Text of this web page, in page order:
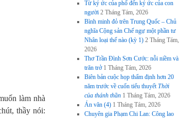
làm nhà
thầy nói:
Từ ký ức của phố đến ký ức của con
người 2 Tháng Tám, 2026
Bình minh đỏ trên Trung Quốc – Chủ
nghĩa Cộng sản Chế ngự một phần tư
Nhân loại thế nào (kỳ 1) 2 Tháng Tám,
2026
Thơ Trần Đình Sơn Cước: nỗi niềm và
trăn trở 1 Tháng Tám, 2026
Biên bản cuộc họp thẩm định hơn 20
năm trước về cuốn tiểu thuyếtThời
của thánh thần 1 Tháng Tám, 2026
Án văn (4) 1 Tháng Tám, 2026
Chuyên gia Phạm Chi Lan: Công lao